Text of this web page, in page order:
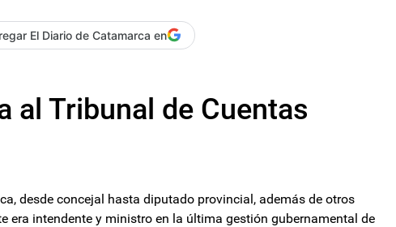
El Diario de Catamarca en
al Tribunal de Cuentas
desde concejal hasta diputado provincial, además de otros
era intendente y ministro en la última gestión gubernamental de